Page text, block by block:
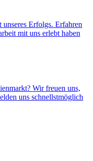
Erfolgs. Erfahren
mit uns erlebt haben
Wir freuen uns,
uns schnellstmöglich